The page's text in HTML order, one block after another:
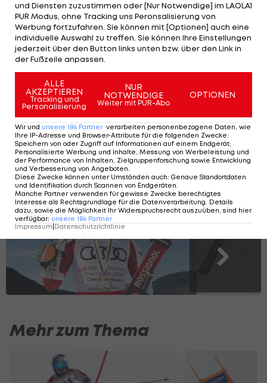
Eliasch vollzog zuletzt sogar einen
Nationenwechsel, um für das Amt erneut
kandidieren zu können.
Rund um den aktuellen FIS-Präsidenten gab es
zuletzt immer wieder Kritik an mangelnder
Transparenz sowie Alleingängen. Eliasch ist seit
fünf Jahren im Amt.
Ski-Weltcup 25/26: Preisgeld-
Königinnen
SLIDESHOW
Mehr zum Thema
und Diensten zuzustimmen oder [Nur Notwendige] im LAOLA1
PUR Modus, ohne Tracking uns Peronsalisierung von
Werbung fortzufahren. Sie können mit [Optionen] auch eine
individuelle Auswahl zu treffen. Sie können Ihre Einstellungen
jederzeit über den Button links unten bzw. über den Link in
der Fußzeile anpassen.
ALLE
AKZEPTIEREN
Tracking und
Personalisierung
NUR
NOTWENDIGE
Weiter mit PUR-Abo
OPTIONEN
Wir und unsere 186 Partner verarbeiten personenbezogene Daten, wie
Ihre IP-Adresse und Browser-Attribute für die folgenden Zwecke:
Speichern von oder Zugriff auf Informationen auf einem Endgerät;
Personalisierte Werbung und Inhalte, Messung von Werbeleistung und
der Performance von Inhalten, Zielgruppenforschung sowie Entwicklung
und Verbesserung von Angeboten
Diese Zwecke können unter Umständen auch: Genaue Standortdaten
und Identifikation durch Scannen von Endgeräten
Manche Partner verwenden für gewisse Zwecke berechtigtes
Interesse als Rechtsgrundlage für die Datenverarbeitung. Details
dazu, sowie die Möglichkeit Ihr Widerspruchsrecht auszuüben, sind hier
verfügbar: unsere 186 Partner
Impressum|Datenschutzrichtlinie